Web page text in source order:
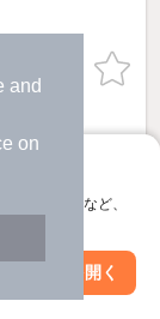
and
on
に入り保存など、
アプリを開く
る
込み条件を変更